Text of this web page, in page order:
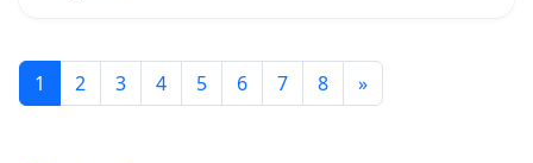
1 2 3 4 5 6 7 8 »